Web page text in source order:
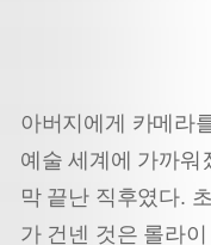
아버지에게 카메라
예술 세계에 가까워
막 끝난 직후였다.
가 건넨 것은 롤라